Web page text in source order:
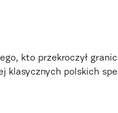
kto przekroczył
klasycznych polskich